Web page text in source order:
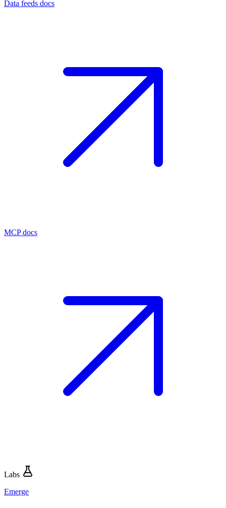
Data feeds docs
MCP docs
Labs
Emerge